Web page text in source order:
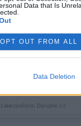
Data that Is
OPT OUT FROM ALL
Data Deletion